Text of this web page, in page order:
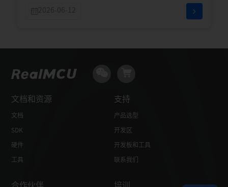
文档和资源
文档
SDK
硬件
工具
支持
产品选型
开发区
开发板和工具
联系我们